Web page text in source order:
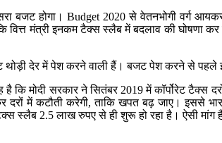
बजट होगा। Budget 2020 से वेतनभोगी वर्ग
वित्त मंत्री इनकम टैक्स स्लैब में बदलाव की
थोड़ी देर में पेश करने वाली हैं। बजट पेश करने से
कि मोदी सरकार ने सितंबर 2019 में कॉर्पोरेट
में कटौती करेगी, ताकि खपत बढ़ जाए। इससे
2.5 लाख रुपए से ही शुरू हो रहा है। ऐसी